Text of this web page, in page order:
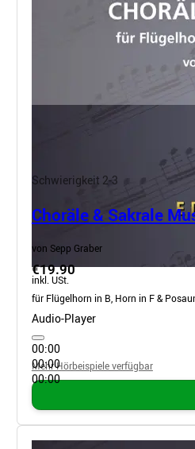
Schwierigkeit 2-3
Choräle & Sakrale
von Sepp Graber
€19.90
inkl. USt.
für Flügelhorn in B, Horn in F &
Audio-Player
00:00
00:00
00:00
Mehr Hörbeispiele verfügbar